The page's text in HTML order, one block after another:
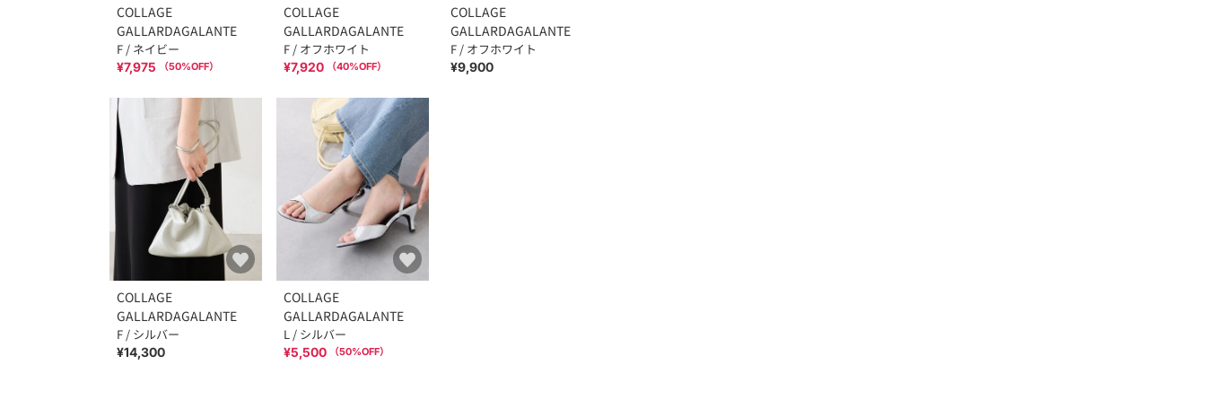
COLLAGE
GALLARDAGALANTE
F / ネイビー
¥7,975 （50%OFF）
COLLAGE
GALLARDAGALANTE
F / オフホワイト
¥7,920 （40%OFF）
COLLAGE
GALLARDAGALANTE
F / オフホワイト
¥9,900
COLLAGE
GALLARDAGALANTE
F / シルバー
¥14,300
COLLAGE
GALLARDAGALANTE
L / シルバー
¥5,500 （50%OFF）